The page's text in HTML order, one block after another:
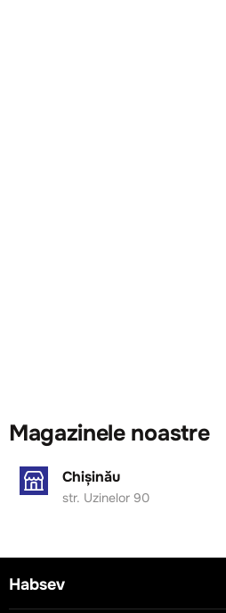
Magazinele noastre
Chișinău
str. Uzinelor 90
Habsev